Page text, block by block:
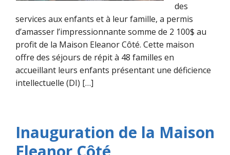
des
services aux enfants et à leur famille, a permis
d’amasser l’impressionnante somme de 2 100$ au
profit de la Maison Eleanor Côté. Cette maison
offre des séjours de répit à 48 familles en
accueillant leurs enfants présentant une déficience
intellectuelle (DI) […]
Inauguration de la Maison